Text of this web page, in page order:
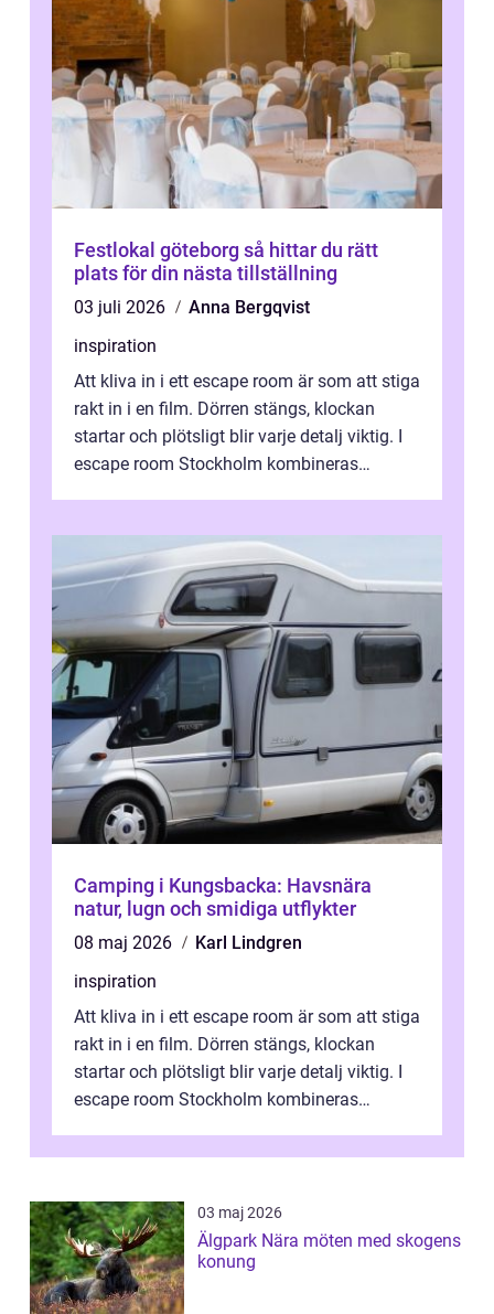
Festlokal göteborg så hittar du rätt
plats för din nästa tillställning
03 juli 2026
Anna Bergqvist
inspiration
Att kliva in i ett escape room är som att stiga
rakt in i en film. Dörren stängs, klockan
startar och plötsligt blir varje detalj viktig. I
escape room Stockholm kombineras
Camping i Kungsbacka: Havsnära
natur, lugn och smidiga utflykter
08 maj 2026
Karl Lindgren
inspiration
Att kliva in i ett escape room är som att stiga
rakt in i en film. Dörren stängs, klockan
startar och plötsligt blir varje detalj viktig. I
escape room Stockholm kombineras
03 maj 2026
Älgpark Nära möten med skogens
konung